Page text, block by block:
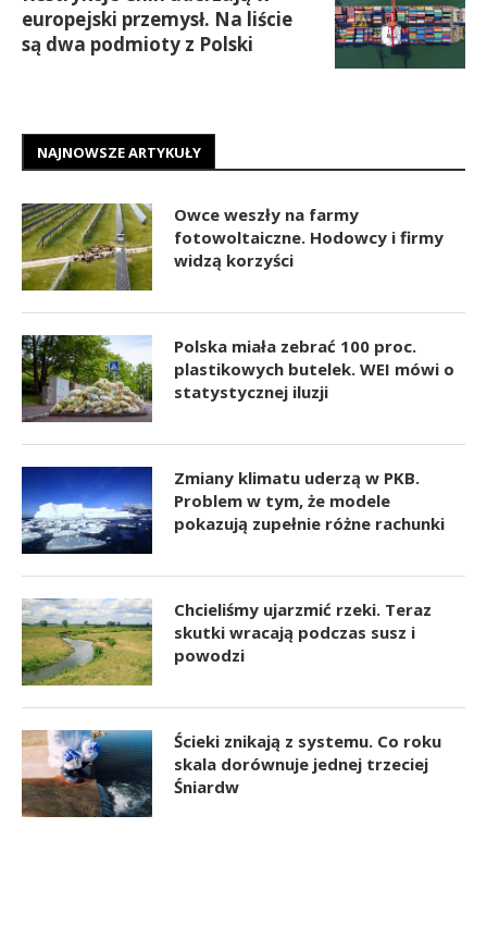
europejski przemysł. Na liście
są dwa podmioty z Polski
NAJNOWSZE ARTYKUŁY
Owce weszły na farmy
fotowoltaiczne. Hodowcy i firmy
widzą korzyści
Polska miała zebrać 100 proc.
plastikowych butelek. WEI mówi o
statystycznej iluzji
Zmiany klimatu uderzą w PKB.
Problem w tym, że modele
pokazują zupełnie różne rachunki
Chcieliśmy ujarzmić rzeki. Teraz
skutki wracają podczas susz i
powodzi
Ścieki znikają z systemu. Co roku
skala dorównuje jednej trzeciej
Śniardw